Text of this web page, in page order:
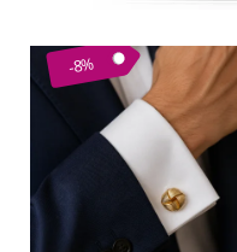
-8%